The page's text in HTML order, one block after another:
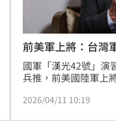
前美軍上將：台灣
國軍「漢光42號」演
兵推，前美國陸軍上
成被交代的任務，需
2026/04/11 10:19